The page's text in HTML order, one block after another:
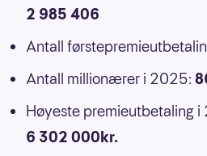
2 985 406
Antall
Antall millionærer i 2025:
Høyeste premieutbetaling
6 302 000kr.